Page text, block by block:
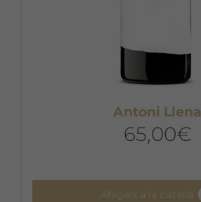
Antoni Llena
65,00€
Afegeix a la cistella